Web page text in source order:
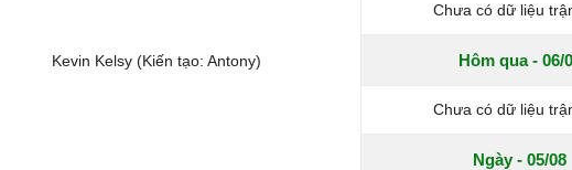
Kevin Kelsy (Kiến tạo: Antony)
Chưa có dữ liệu
Hôm qua - 06/
Chưa có dữ liệu
Ngày - 05/08